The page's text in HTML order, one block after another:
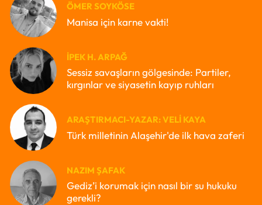
ÖMER SOYKÖSE
Manisa için karne vakti!
İPEK H. ARPAĞ
Sessiz savaşların gölgesinde: Partiler,
kırgınlar ve siyasetin kayıp ruhları
ARAŞTIRMACI-YAZAR: VELI KAYA
Türk milletinin Alaşehir'de ilk hava zaferi
NAZIM ŞAFAK
Gediz’i korumak için nasıl bir su hukuku
gerekli?